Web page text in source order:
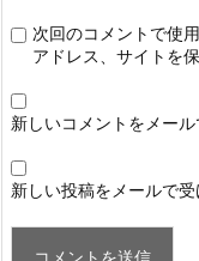
次回のコメントで使
アドレス、サイトを保
新しいコメントをメール
新しい投稿をメールで受